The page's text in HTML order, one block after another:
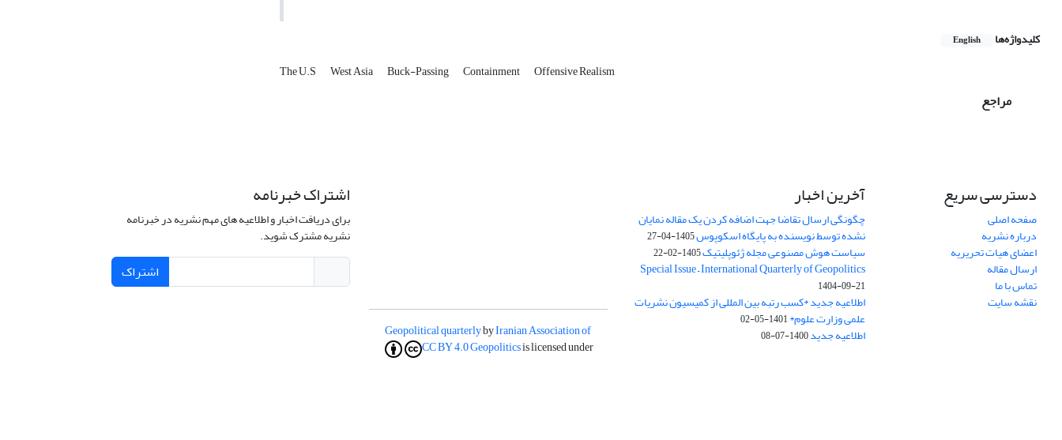
کلیدواژه‌ها English
The U.S West Asia Buck-Passing Containment Offensive Realism
مراجع
دسترسی سریع
صفحه اصلی
درباره نشریه
اعضای هیات تحریریه
ارسال مقاله
تماس با ما
نقشه سایت
آخرین اخبار
چگونگی ارسال تقاضا جهت اضافه کردن یک مقاله نمایان
نشده توسط نویسنده به پایگاه اسکوپوس1405-04-27
سیاست هوش مصنوعی مجله ژئوپلیتیک1405-02-22
Special Issue – International Quarterly of Geopolitics
1404-09-21
اطلاعیه جدید *کسب رتبه بین المللی از کمیسیون نشریات
علمی وزارت علوم*1401-05-02
اطلاعیه جدید1400-07-08
Geopolitical quarterlybyIranian Association of
Geopoliticsis licensed under
CC BY 4.0
اشتراک خبرنامه
برای دریافت اخبار و اطلاعیه های مهم نشریه در خبرنامه
نشریه مشترک شوید.
اشتراک